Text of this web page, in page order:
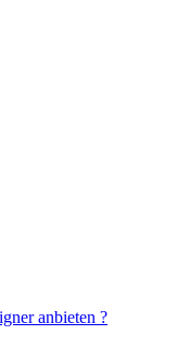
anbieten ?